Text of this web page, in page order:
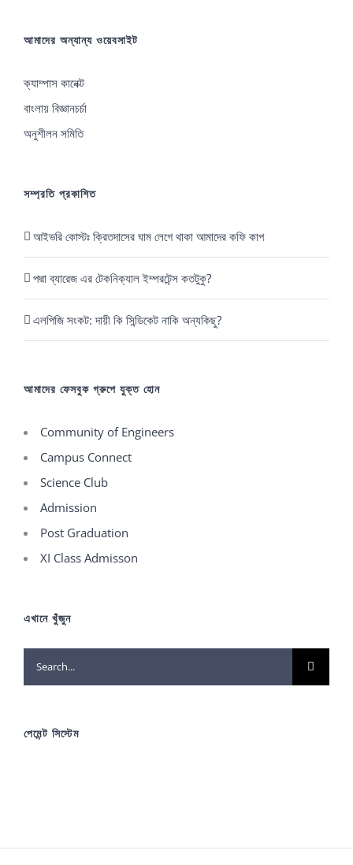
আমাদের অন্যান্য ওয়েবসাইট
ক্যাম্পাস কানেক্ট
বাংলায় বিজ্ঞানচর্চা
অনুশীলন সমিতি
সম্প্রতি প্রকাশিত
আইভরি কোস্টঃ ক্রিতদাসের ঘাম লেগে থাকা আমাদের কফি কাপ
পদ্মা ব্যারেজ এর টেকনিক্যাল ইম্পরটেন্স কতটুকু?
এলপিজি সংকট: দায়ী কি সিন্ডিকেট নাকি অন্যকিছু?
আমাদের ফেসবুক গ্রুপে যুক্ত হোন
Community of Engineers
Campus Connect
Science Club
Admission
Post Graduation
XI Class Admisson
এখানে খুঁজুন
Search
for:
পেমেন্ট সিস্টেম